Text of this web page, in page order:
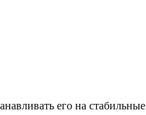
его на стабильные